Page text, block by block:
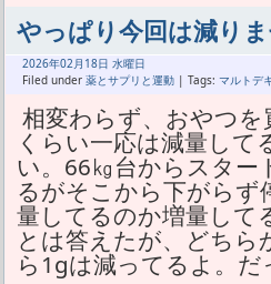
やっぱり今回は減り
2026年02月 18日 水曜日
Filed under 薬とサプリと運動 | Tags: マルトデ
相変わらず、おやつ
くらい一応は減量し
い。66㎏台からスタ
るがそこから下がらず
量してるのか増量して
とは答えたが、どち
ら1gは減ってるよ。